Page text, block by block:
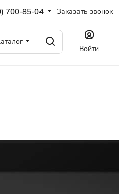
700-85-04 Заказать звонок
Войти